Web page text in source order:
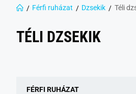
Férfi ruházat Dzsekik Téli
TÉLI DZSEKIK
FÉRFI RUHÁZAT